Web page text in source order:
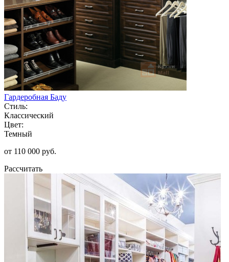
Гардеробная Баду
Стиль:
Классический
Цвет:
Темный
от 110 000 руб.
Рассчитать